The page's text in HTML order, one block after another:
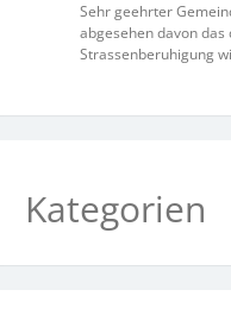
Sehr geehrter
abgesehen davon
Strassenberuhigung
Kategorien